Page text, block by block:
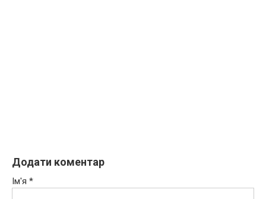
Додати коментар
Ім'я *